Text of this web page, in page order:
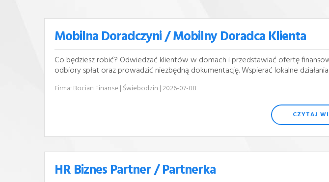
Mobilna Doradczyni / Mobilny Doradca Klienta
Co będziesz robić? Odwiedzać klientów w domach i przedstawiać ofertę
odbiory spłat oraz prowadzić niezbędną dokumentację. Wspierać lokalne
Firma: Bocian Finanse | Świebodzin | 2026-07-08
CZYTAJ
HR Biznes Partner / Partnerka